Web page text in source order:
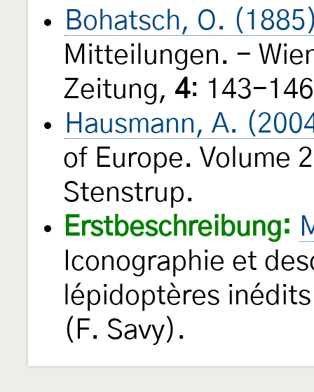
Bohatsch, O.
Mitteilungen. -
Zeitung, 4: 143-
Hausmann, A.
of Europe. Volume
Stenstrup.
Erstbeschreibung:
Iconographie et
lépidoptères
(F. Savy).